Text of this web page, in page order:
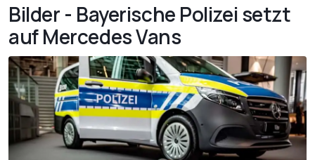
Bilder - Bayerische Polizei setzt
auf Mercedes Vans